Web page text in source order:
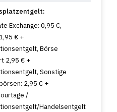
Exchange: 0,95 €,
€ +
Börse
2,95 € +
Sonstige
2,95 € +
/
Handelsentgelt